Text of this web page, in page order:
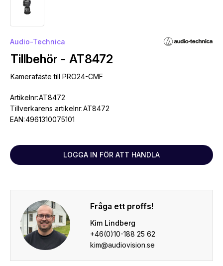
Audio-Technica
Tillbehör - AT8472
Kamerafäste till PRO24-CMF
Artikelnr:AT8472
Tillverkarens artikelnr:AT8472
EAN:4961310075101
LOGGA IN FÖR ATT HANDLA
Fråga ett proffs!
Kim Lindberg
+46(0)10-188 25 62
kim@audiovision.se